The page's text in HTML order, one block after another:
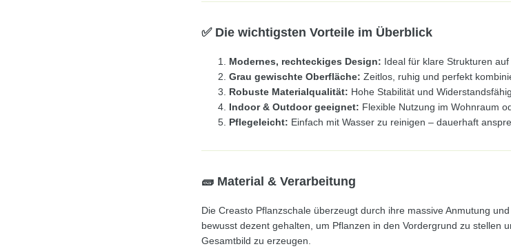
✅ Die wichtigsten Vorteile im Überblick
Modernes, rechteckiges Design: Ideal für klare Strukturen
Grau gewischte Oberfläche: Zeitlos, ruhig und perfekt
Robuste Materialqualität: Hohe Stabilität und
Indoor & Outdoor geeignet: Flexible Nutzung im Wohnraum
Pflegeleicht: Einfach mit Wasser zu reinigen – dauerhaft
🧱 Material & Verarbeitung
Die Creasto Pflanzschale überzeugt durch ihre massive Anmutung
bewusst dezent gehalten, um Pflanzen in den Vordergrund zu stellen
Gesamtbild zu erzeugen.